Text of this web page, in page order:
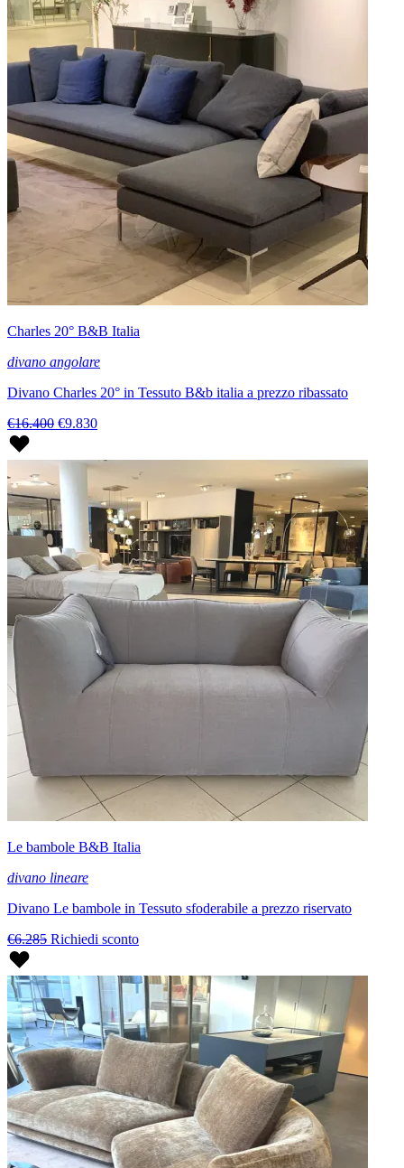
Charles 20° B&B Italia
divano angolare
Divano Charles 20° in Tessuto B&b italia a prezzo ribassato
€16.400 €9.830
Le bambole B&B Italia
divano lineare
Divano Le bambole in Tessuto sfoderabile a prezzo riservato
€6.285 Richiedi sconto